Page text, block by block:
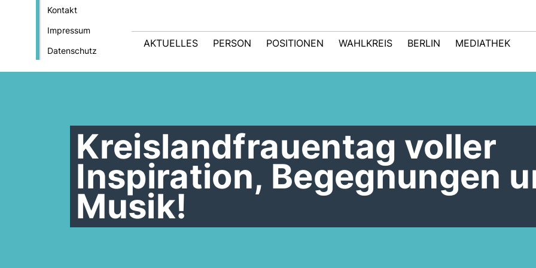
Kontakt
Impressum
Datenschutz
AKTUELLES PERSON POSITIONEN WAHLKREIS BERLIN MEDIATHEK
Kreislandfrauentag voller
Inspiration, Begegnungen
Musik!